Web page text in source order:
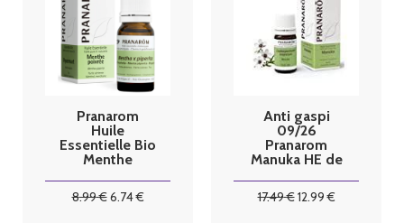
Pranarom
Huile
Essentielle Bio
Menthe
8.99€6.74€
Anti gaspi
09/26
Pranarom
Manuka HE de
ml
17.49€12.99€